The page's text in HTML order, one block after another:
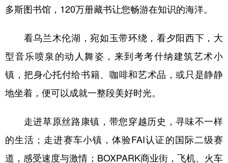
多斯图书馆，120万册藏书让您畅游在知识的海洋。
看乌兰木伦湖，宛如玉带环绕，看夕阳西下，大
型音乐喷泉的动人舞姿，来到考考什纳建筑艺术小
镇，把身心托付给书籍、咖啡和艺术品，或只是静静
地坐着，便可以成就一整段美好时光。
走进草原丝路康镇，带您穿越历史，寻味不一样
的生活；走进赛车小镇，体验FAI认证的国际二级赛
道，感受速度与激情；BOXPARK商业街，飞机、火车